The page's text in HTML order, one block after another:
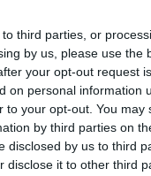
third parties, or
by us, please use the
your opt-out request
on personal information
your opt-out. You
by third parties on
disclosed by us to third
disclose it to other third